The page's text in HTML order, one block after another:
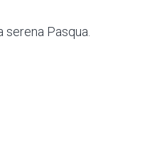
serena Pasqua.